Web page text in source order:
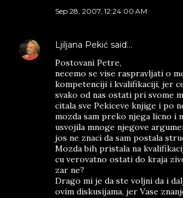
Sep 28, 2007, 12:24:00 AM
Ljiljana Pekić said…
Postovani Petre,
necemo se vise raspravljati o
kompetenciji i kvalifikaciji, jer
svako od nas ostati pri svome
citala sve Pekiceve knjige i po
mozda sam preko njega licno i
usvojila mnoge njegove
jos ne znaci da sam postala
Mozda bih pristala na
cu verovatno ostati do kraja
zar ne?
Drago mi je da ste voljni da i
ovim diskusijama, jer Vase